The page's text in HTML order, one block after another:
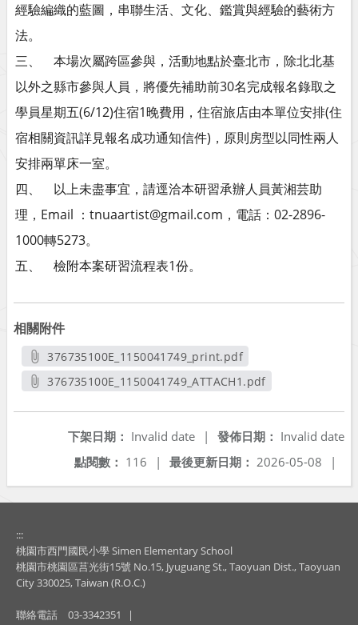
經驗編織的藍圖，串聯生活、文化、鑑賞與經驗的藝術方
法。
三、 本場次屬跨區參與，活動地點於臺北市，除北北基
以外之縣市參與人員，將優先補助前30名完成報名錄取之
學員星期五(6/12)住宿1晚費用，住宿旅店由本單位安排(住
宿相關資訊詳見報名成功通知信件)，原則房型以同性兩人
安排兩單床一室。
四、 以上未盡事宜，請逕洽本研習承辦人員黃湘芸助
理，Email ：tnuaartist@gmail.com，電話：02-2896-
1000轉5273。
五、 檢附本案研習流程表1份。
相關附件
376735100E_1150041749_print.pdf
另開新視窗
376735100E_1150041749_ATTACH1.pdf
發佈日期： Invalid date
下架日期： Invalid date
|
最後更新日期： 2026-05-08 |
點閱數： 116 |
:::
桃園市西門國民小學 Simen Elementary School
桃園市桃園區莒光街15號 No.15, Jyuguang St., Taoyuan Dist., Taoyuan
City 330025, Taiwan (R.O.C.)
聯絡電話 03-3342351
|